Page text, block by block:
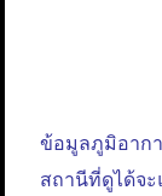
ข้อมูลภูมิอาก
สถานีที่ดูได้จะ